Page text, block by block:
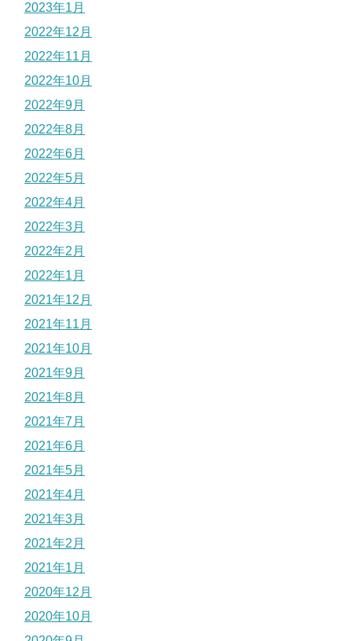
2023年1月
2022年12月
2022年11月
2022年10月
2022年9月
2022年8月
2022年6月
2022年5月
2022年4月
2022年3月
2022年2月
2022年1月
2021年12月
2021年11月
2021年10月
2021年9月
2021年8月
2021年7月
2021年6月
2021年5月
2021年4月
2021年3月
2021年2月
2021年1月
2020年12月
2020年10月